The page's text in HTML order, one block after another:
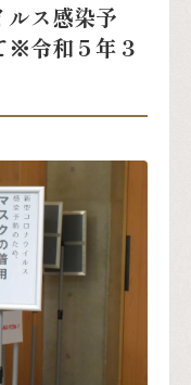
ルス感染予
※令和５年３